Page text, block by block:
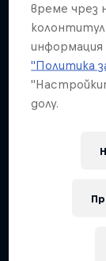
време чрез
"Политика
долу.